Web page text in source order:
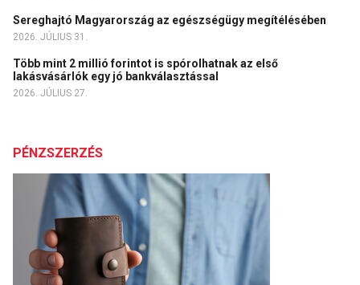
Sereghajtó Magyarország az egészségügy megítélésében
2026. JÚLIUS 31.
Több mint 2 millió forintot is spórolhatnak az első
lakásvásárlók egy jó bankválasztással
2026. JÚLIUS 27.
PÉNZSZERZÉS